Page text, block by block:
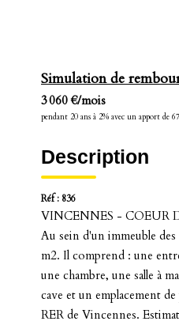
Simulation de
3 060 €/mois
pendant 20 ans à 2% avec un apport de
Description
Réf : 836
VINCENNES - COEUR
Au sein d'un immeuble
m2. Il comprend : une
une chambre, une salle à
cave et un emplacement
RER de Vincennes.